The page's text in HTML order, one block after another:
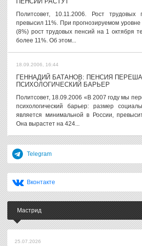
Политсовет, 10.11.2006. Рост
превысил 11%. При прогнозируемом
(8%) рост трудовых пенсий на 1 октября
более 11%. Об этом...
18.09.2006, 16:44
ГЕННАДИЙ БАТАНОВ: ПЕНСИЯ
ПСИХОЛОГИЧЕСКИЙ БАРЬЕР
Политсовет, 18.09.2006 «В 2007 году мы
психологический барьер: размер
является минимальной в России,
Она вырастет на 424...
Telegram
Вконтакте
Мастрид
25.07.2026